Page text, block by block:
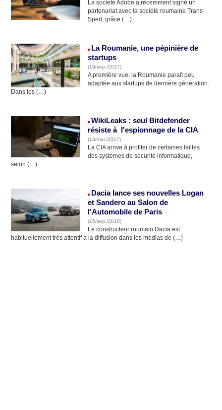
La société Adobe a récemment signé un
partenariat avec la société roumaine Trans
Sped, grâce (…)
La Roumanie, une pépinière de
startups
(19/sep./2017)
A première vue, la Roumanie paraît peu
adaptée aux startups de dernière génération.
Dans les (…)
WikiLeaks : seul Bitdefender
résiste à l'espionnage de la CIA
(13/mar./2017)
La CIA arrive à profiter de certaines failles
des systèmes de sécurité informatique,
selon (…)
Dacia lance ses nouvelles Logan
et Sandero au Salon de
l'Automobile de Paris
(16/sep./2016)
Le constructeur roumain Dacia est
habituellement très attentif à la diffusion dans les médias de (…)